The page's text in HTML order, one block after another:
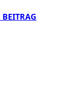
BEITRAG